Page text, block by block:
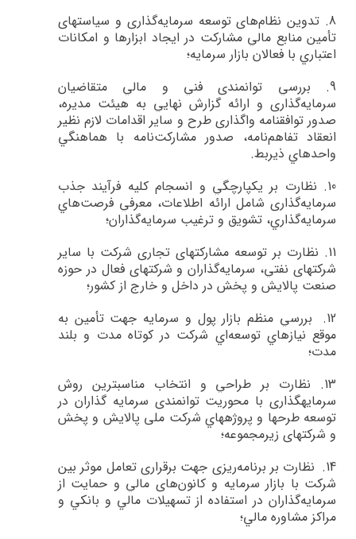
8. تدوين نظام‌هاي توسعه سرمايه‌گذاري‌ و سیاست­هاي
تأمين منابع مالي‌ مشاركت در ايجاد ابزارها و امكانات
اعتباري با فعالان بازار سرمايه‌؛
9.
بررسي‌ توانمندي فني و مالي متقاضيان
سرمايه‌گذاري و ارائه گزارش نهايي به هيئت مديره،‌
صدور توافقنامه واگذاري طرح و ساير اقدامات لازم نظير
انعقاد تفاهم‌نامه، صدور مشاركت‌نامه با هماهنگي
واحدهاي ذيربط.
10. نظارت بر يكپارچگي و انسجام كليه فرآيند جذب
سرمايه‌گذاري شامل ارائه اطلاعات، معرفي فرصت‌هاي
سرمايه‌گذاري، تشويق و ترغيب سرمايه‌گذاران؛
11. نظارت بر توسعه مشاركت­هاي تجاري شركت با ساير
شركت­هاي نفتي، سرمايه‌گذاران و شركت­هاي فعال در حوزه
صنعت پالايش و پخش در داخل و خارج از كشور؛
12.
بررسي منظم بازار پول و سرمايه جهت تأمين به
موقع نيازهاي توسعه‌اي شركت در كوتاه مدت و بلند
مدت؛
13.
نظارت بر طراحي و انتخاب مناسب­ترين روش
سرمايه­گذاري با محوريت توانمندي سرمايه گذاران در
توسعه طرح­ها و پروژه­هاي شركت ملی پالایش و پخش
و شرکت­های زیرمجموعه؛
14.
نظارت بر برنامه‌ريزي جهت برقراري تعامل موثر بين
شركت‌ با بازار سرمايه و كانون‌هاي مالي و حمايت از
سرمايه‌گذاران در استفاده از تسهيلات مالي و بانكي و
مراكز مشاوره مالي؛